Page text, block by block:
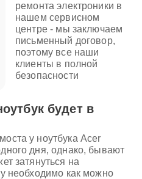
ремонта электроники в
нашем сервисном
центре - мы заключаем
письменный договор,
поэтому все наши
клиенты в полной
безопасности
будет в
у ноутбука Acer
дня, однако, бывают
затянуться на
необходимо как можно